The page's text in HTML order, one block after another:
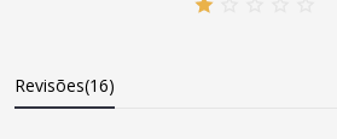
Revisões(16)